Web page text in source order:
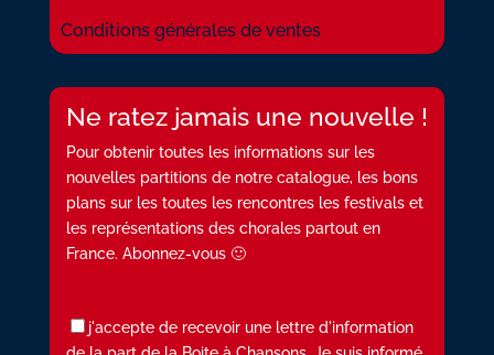
Conditions générales de ventes
Ne ratez jamais une nouvelle !
Pour obtenir toutes les informations sur les
nouvelles partitions de notre catalogue, les bons
plans sur les toutes les rencontres les festivals et
les représentations des chorales partout en
France. Abonnez-vous 🙂
j'accepte de recevoir une lettre d'information